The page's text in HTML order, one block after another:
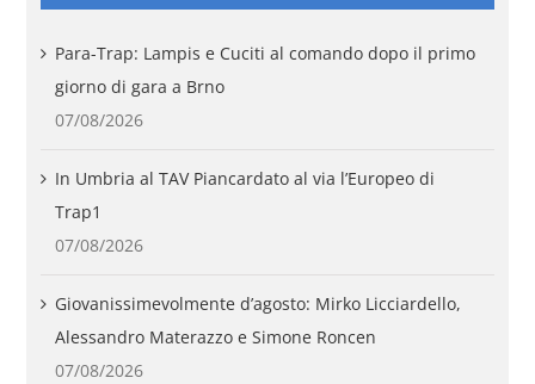
Para-Trap: Lampis e Cuciti al comando dopo il primo
giorno di gara a Brno
07/08/2026
In Umbria al TAV Piancardato al via l’Europeo di
Trap1
07/08/2026
Giovanissimevolmente d’agosto: Mirko Licciardello,
Alessandro Materazzo e Simone Roncen
07/08/2026